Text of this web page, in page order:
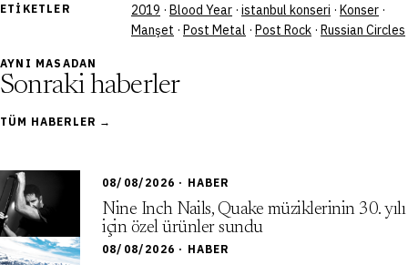
ETIKETLER 2019 · Blood Year · istanbul konseri · Konser ·
Manşet · Post Metal · Post Rock · Russian Circles
AYNI MASADAN
Sonraki haberler
TÜM HABERLER →
08/08/2026 · HABER
Nine Inch Nails, Quake müziklerinin 30. yılı
için özel ürünler sundu
08/08/2026 · HABER